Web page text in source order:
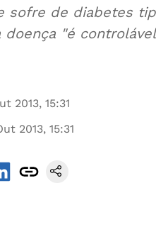
sofre de diabetes
"é
2013, 15:31
2013, 15:31